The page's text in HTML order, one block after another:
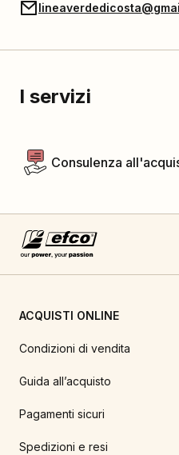
I servizi
Consulenza
ACQUISTI ONLINE
Condizioni di vendita
Guida all’acquisto
Pagamenti sicuri
Spedizioni e resi